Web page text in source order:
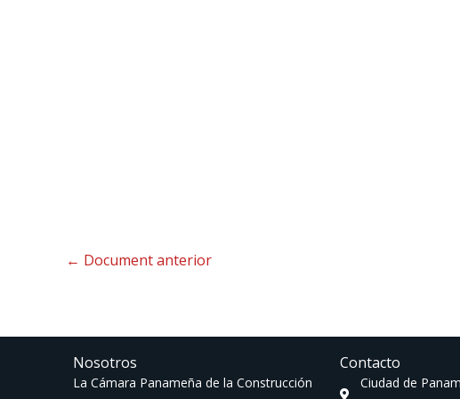
← Document anterior
Nosotros
La Cámara Panameña de la Construcción
Contacto
Ciudad de